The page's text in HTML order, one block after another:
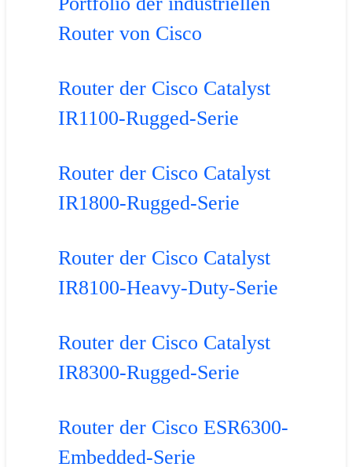
Router von Cisco
Router der Cisco Catalyst
IR1100-Rugged-Serie
Router der Cisco Catalyst
IR1800-Rugged-Serie
Router der Cisco Catalyst
IR8100-Heavy-Duty-Serie
Router der Cisco Catalyst
IR8300-Rugged-Serie
Router der Cisco ESR6300-
Embedded-Serie